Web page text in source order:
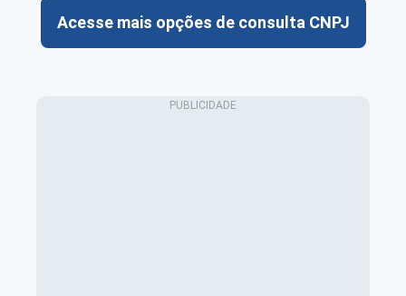
Acesse mais opções de consulta CNPJ